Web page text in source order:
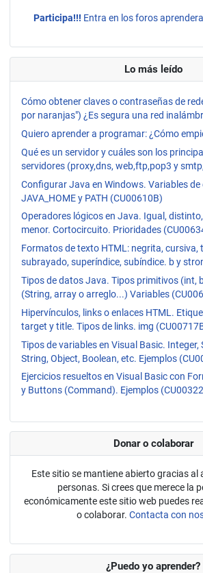
Participa!!! Entra en los foros
Lo más leído
Cómo obtener claves o contraseñas de
por naranjas") ¿Es segura una red
Quiero aprender a programar: ¿Cómo
Qué es un servidor y cuáles son los
servidores (proxy,dns, web,ftp,pop3 y
Configurar Java en Windows. Variables
JAVA_HOME y PATH (CU00610B)
Operadores lógicos en Java. Igual,
menor. Cortocircuito. Prioridades
Formatos de texto HTML: negrita, cursiva,
subrayado, superíndice, subíndice. b y
Tipos de datos Java. Tipos primitivos (int,
(String, array o arreglo...) Variables
Hipervínculos, links o enlaces HTML.
target y title. Tipos de links. img
Tipos de variables en Visual Basic. Integer,
String, Object, Boolean, etc. Ejemplos
Ejercicios resueltos en Visual Basic con
y Buttons (Command). Ejemplos
Donar o colaborar
Este sitio se mantiene abierto gracias al
personas. Si crees que merece la
económicamente este sitio web puedes
o colaborar. Contacta con
¿Puedo yo aprender?